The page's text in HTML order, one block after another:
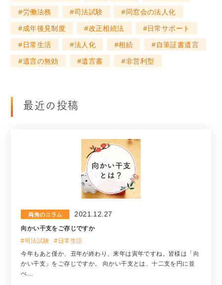
労働法務 司法試験 同窓会の法人化
成年後見制度 改正相続法 日常サポート
日常生活 法人化 相続 自筆証書遺言
遺言の無効 遺言書 非営利型
最近の投稿
両角のコラム 2021.12.27
向かい干支をご存じですか
#司法試験
#日常生活
今年もあと僅か、丑年が終わり、来年は寅年ですね。皆様は「向
かい干支」をご存じですか。 向かい干支とは、十二支を円に並
べ…